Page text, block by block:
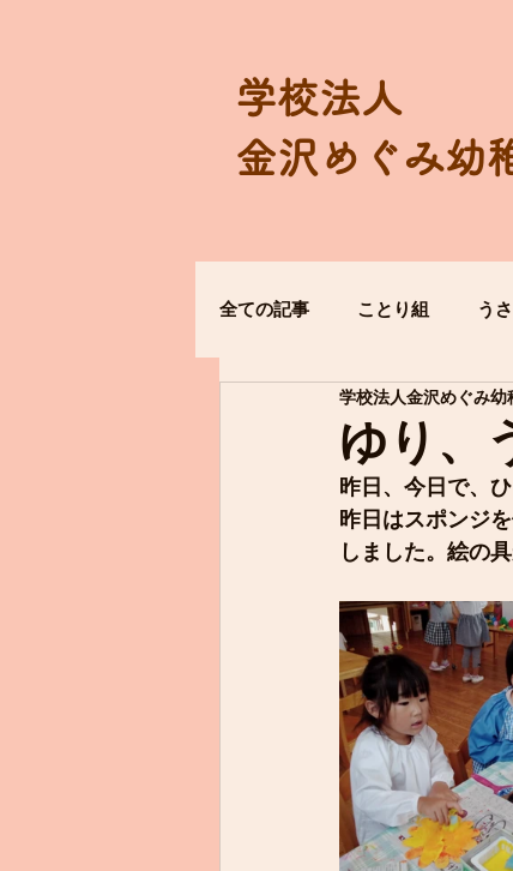
学校法人
金沢めぐみ幼
全ての記事 ことり組 う
ゆり、
学校法人金沢めぐみ幼
昨日、今日で、
昨日はスポンジ
しました。絵の